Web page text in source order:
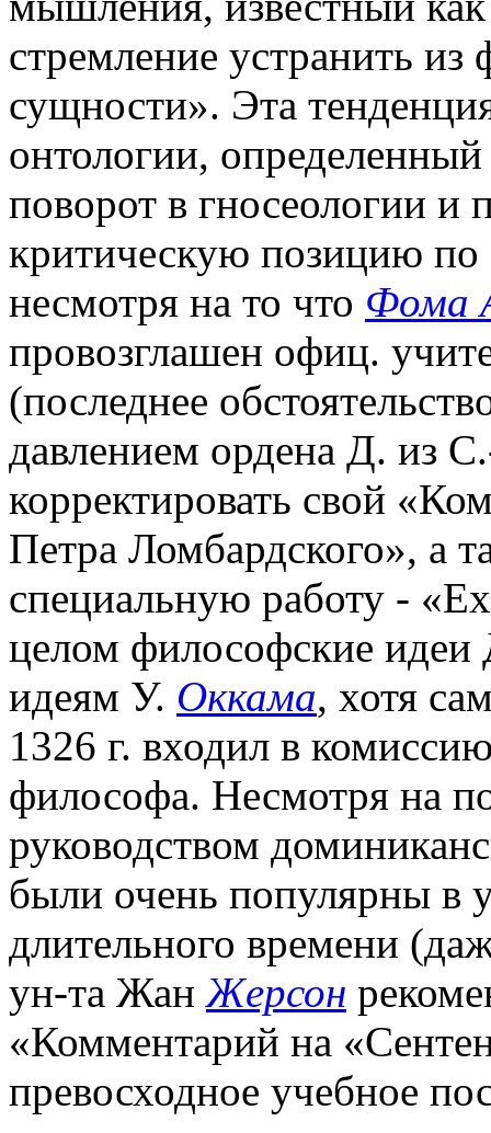
стремление устранить
сущности». Эта
онтологии,
поворот в гносеологии и
критическую позицию
несмотря на то что Фома
провозглашен офиц.
(последнее
давлением ордена Д. из
корректировать свой
Петра Ломбардского», а
специальную работу -
целом философские
идеям У. Оккама, хотя
1326 г. входил в
философа. Несмотря на
руководством
были очень популярны в
длительного времени
ун-та Жан Жерсон
«Комментарий на
превосходное учебное